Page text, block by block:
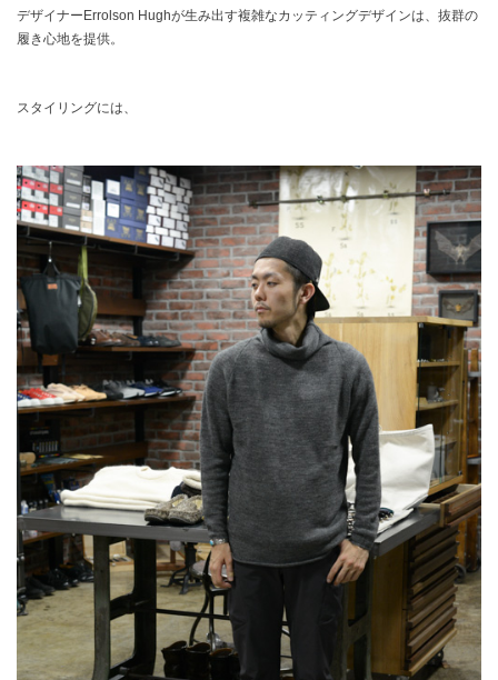
デザイナーErrolson Hughが生み出す複雑なカッティングデザインは、抜群の
履き心地を提供。
スタイリングには、